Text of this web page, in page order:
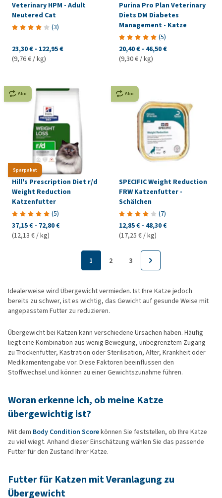
Veterinary HPM - Adult
Neutered Cat
(3)
23,30 € - 122,95 €
(9,76 € / kg)
Purina Pro Plan Veterinary
Diets DM Diabetes
Management - Katze
(5)
20,40 € - 46,50 €
(9,30 € / kg)
Sparpaket
Abo
Hill's Prescription Diet r/d
Weight Reduction
Katzenfutter
(5)
37,15 € - 72,80 €
(12,13 € / kg)
Abo
SPECIFIC Weight Reduction
FRW Katzenfutter -
Schälchen
(7)
12,85 € - 48,30 €
(17,25 € / kg)
1 2 3
Idealerweise wird Übergewicht vermieden. Ist Ihre Katze jedoch
bereits zu schwer, ist es wichtig, das Gewicht auf gesunde Weise mit
angepasstem Futter zu reduzieren.
Übergewicht bei Katzen kann verschiedene Ursachen haben. Häufig
liegt eine Kombination aus wenig Bewegung, unbegrenztem Zugang
zu Trockenfutter, Kastration oder Sterilisation, Alter, Krankheit oder
Medikamentengabe vor. Diese Faktoren beeinflussen den
Stoffwechsel und können zu einer Gewichtszunahme führen.
Woran erkenne ich, ob meine Katze
übergewichtig ist?
Mit dem Body Condition Scorekönnen Sie feststellen, ob Ihre Katze
zu viel wiegt. Anhand dieser Einschätzung wählen Sie das passende
Futter für den Zustand Ihrer Katze.
Futter für Katzen mit Veranlagung zu
Übergewicht